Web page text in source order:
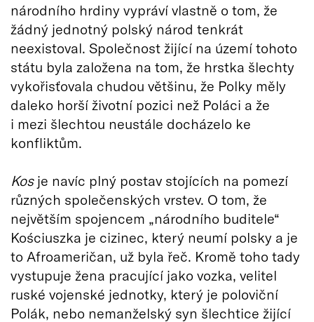
národního hrdiny vypráví vlastně o tom, že
žádný jednotný polský národ tenkrát
neexistoval. Společnost žijící na území tohoto
státu byla založena na tom, že hrstka šlechty
vykořisťovala chudou většinu, že Polky měly
daleko horší životní pozici než Poláci a že
i mezi šlechtou neustále docházelo ke
konfliktům.
Kosje navíc plný postav stojících na pomezí
různých společenských vrstev. O tom, že
největším spojencem „národního buditele“
Kościuszka je cizinec, který neumí polsky a je
to Afroameričan, už byla řeč. Kromě toho tady
vystupuje žena pracující jako vozka, velitel
ruské vojenské jednotky, který je poloviční
Polák, nebo nemanželský syn šlechtice žijící